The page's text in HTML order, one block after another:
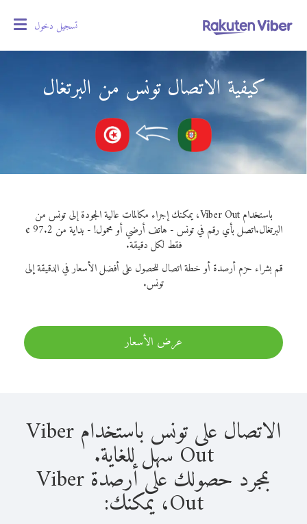
تسجيل دخول
كيفية الاتصال تونس من البرتغال
باستخدام Viber Out، يمكنك إجراء مكالمات عالية الجودة إلى تونس من
البرتغال.
اتصل بأي رقم في تونس - هاتف أرضي أو محمول! - بداية من 97.2 ¢
فقط لكل دقيقة.
قم بشراء حزم أرصدة أو خطة اتصال للحصول على أفضل الأسعار في الدقيقة إلى
تونس.
عرض الأسعار
الاتصال على تونس باستخدام Viber
Out سهل للغاية.
بمجرد حصولك على أرصدة Viber
Out، يمكنك: